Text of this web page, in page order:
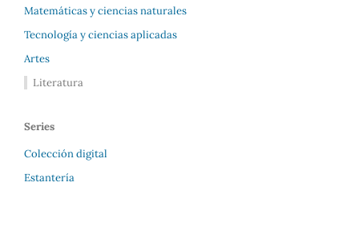
Matemáticas y ciencias naturales
Tecnología y ciencias aplicadas
Artes
Literatura
Series
Colección digital
Estantería